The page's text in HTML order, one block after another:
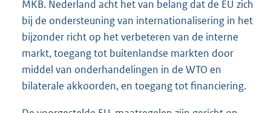
MKB. Nederland acht het van belang dat de EU zich
bij de ondersteuning van internationalisering in het
bijzonder richt op het verbeteren van de interne
markt, toegang tot buitenlandse markten door
middel van onderhandelingen in de WTO en
bilaterale akkoorden, en toegang tot financiering.